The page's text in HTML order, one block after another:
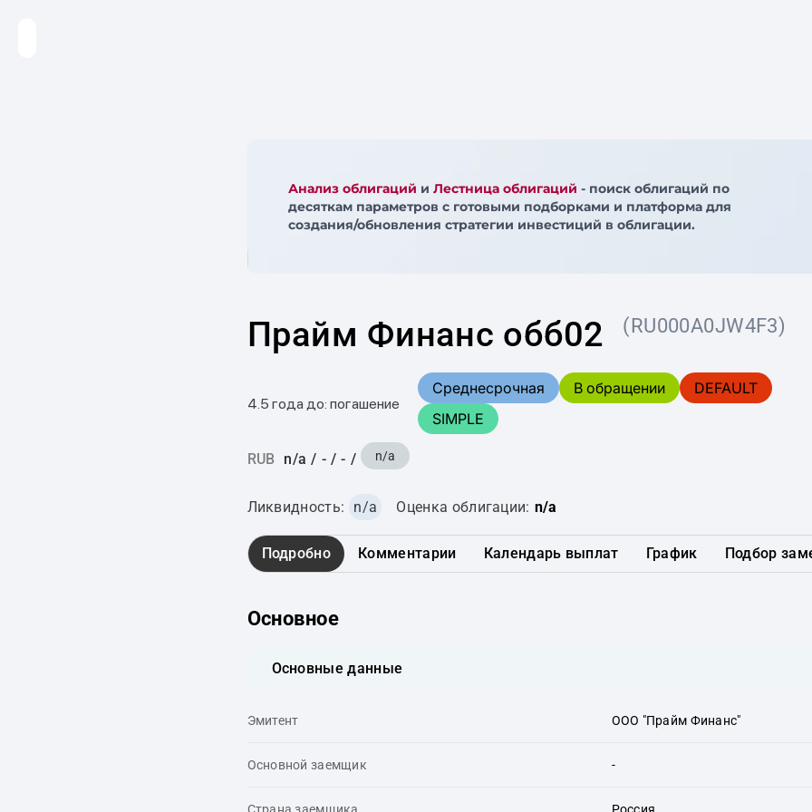
Анализ облигаций и Лестница облигаций - поиск облигаций по
десяткам параметров с готовыми подборками и платформа для
создания/обновления стратегии инвестиций в облигации.
Прайм Финанс обб02 (RU000A0JW4F3)
4.5 года до: погашение
Среднесрочная В обращении
DEFAULT
SIMPLE
RUB n/a / - / - / n/a
Ликвидность: n/a Оценка облигации: n/a
Подробно Комментарии Календарь выплат График Подбор
Основное
Основные данные
Эмитент ООО "Прайм Финанс"
Основной заемщик -
Страна заемщика Россия